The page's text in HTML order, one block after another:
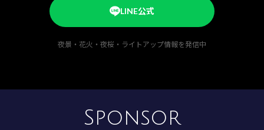
LINE公式
夜景・花火・夜桜・ライトアップ情報を発信中
Sponsor